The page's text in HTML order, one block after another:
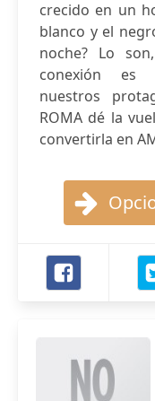
crecido en un
blanco y el
noche? Lo
conexión es
nuestros
ROMA dé la
convertirla en